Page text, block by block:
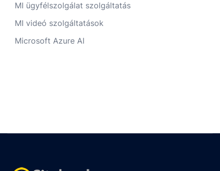
MI ügyfélszolgálat szolgáltatás
MI videó szolgáltatások
Microsoft Azure AI